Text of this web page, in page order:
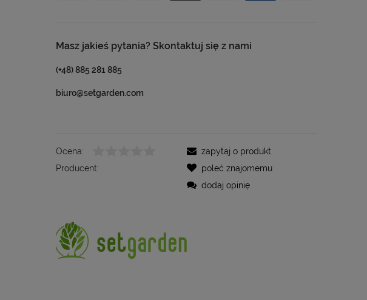
Masz jakieś pytania? Skontaktuj się z nami
(+48) 885 281 885
biuro@setgarden.com
Ocena:
Producent:
zapytaj o produkt
poleć znajomemu
dodaj opinię